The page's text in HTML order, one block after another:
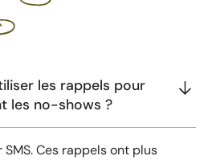
les rappels pour
les no-shows ?
Ces rappels ont plus